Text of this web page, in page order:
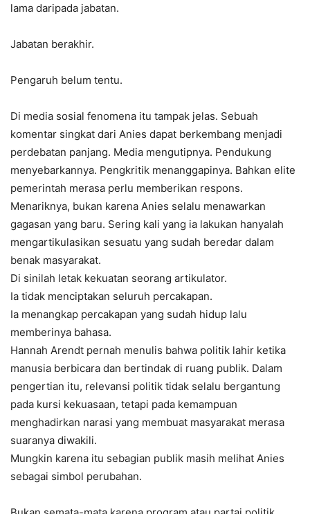
lama daripada jabatan.
Jabatan berakhir.
Pengaruh belum tentu.
Di media sosial fenomena itu tampak jelas. Sebuah
komentar singkat dari Anies dapat berkembang menjadi
perdebatan panjang. Media mengutipnya. Pendukung
menyebarkannya. Pengkritik menanggapinya. Bahkan elite
pemerintah merasa perlu memberikan respons.
Menariknya, bukan karena Anies selalu menawarkan
gagasan yang baru. Sering kali yang ia lakukan hanyalah
mengartikulasikan sesuatu yang sudah beredar dalam
benak masyarakat.
Di sinilah letak kekuatan seorang artikulator.
Ia tidak menciptakan seluruh percakapan.
Ia menangkap percakapan yang sudah hidup lalu
memberinya bahasa.
Hannah Arendt pernah menulis bahwa politik lahir ketika
manusia berbicara dan bertindak di ruang publik. Dalam
pengertian itu, relevansi politik tidak selalu bergantung
pada kursi kekuasaan, tetapi pada kemampuan
menghadirkan narasi yang membuat masyarakat merasa
suaranya diwakili.
Mungkin karena itu sebagian publik masih melihat Anies
sebagai simbol perubahan.